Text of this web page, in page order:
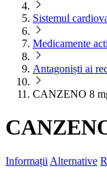
Sistemul
Medicamente
Antagoniști ai
CANZENO 8
Informații Alternative